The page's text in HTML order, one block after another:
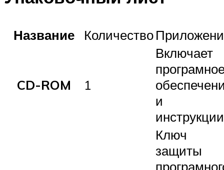
Название Количество
CD-ROM 1
Включает
и
инструкции
Ключ
защиты